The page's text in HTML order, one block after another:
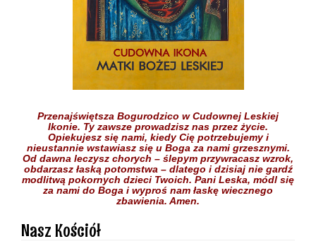
Przenajświętsza Bogurodzico w Cudownej Leskiej
Ikonie. Ty zawsze prowadzisz nas przez życie.
Opiekujesz się nami, kiedy Cię potrzebujemyi
nieustannie wstawiasz się u Boga za nami grzesznymi.
Od dawna leczysz chorych – ślepym przywracasz wzrok,
obdarzasz łaską potomstwa – dlatego i dzisiaj nie gardź
modlitwą pokornych dzieci Twoich. Pani Leska, módl się
za nami do Boga i wyproś nam łaskę wiecznego
zbawienia. Amen.
Nasz Kościół